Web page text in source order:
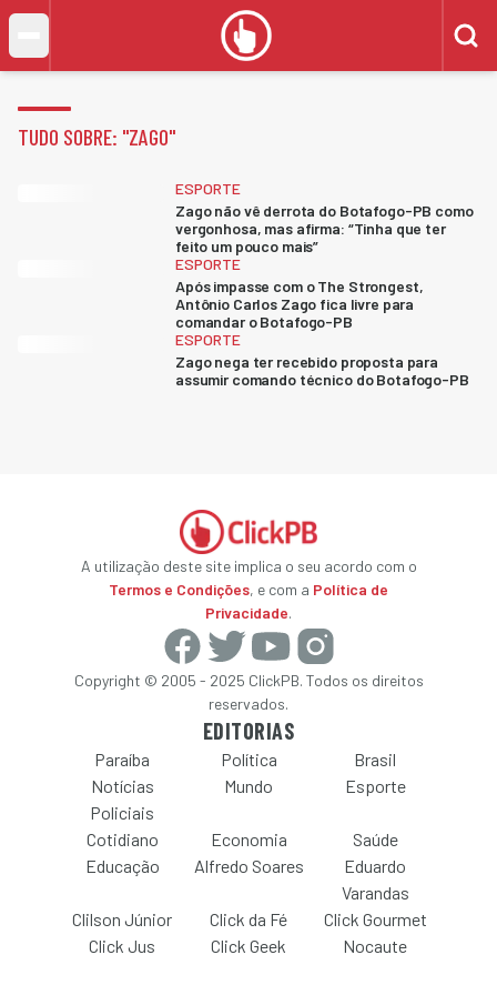
TUDO SOBRE: "ZAGO"
ESPORTE
Zago não vê derrota do Botafogo-PB como
vergonhosa, mas afirma: “Tinha que ter
feito um pouco mais”
ESPORTE
Após impasse com o The Strongest,
Antônio Carlos Zago fica livre para
comandar o Botafogo-PB
ESPORTE
Zago nega ter recebido proposta para
assumir comando técnico do Botafogo-PB
A utilização deste site implica o seu acordo com o
Termos e Condições, e com a Política de
Privacidade.
Copyright © 2005 - 2025 ClickPB. Todos os direitos
reservados.
EDITORIAS
Paraíba Política
Brasil
Notícias
Policiais
Mundo Esporte
Cotidiano Economia
Saúde
Educação
Alfredo Soares
Eduardo
Varandas
Clilson Júnior
Click da Fé
Click Gourmet
Click Jus
Click Geek Nocaute